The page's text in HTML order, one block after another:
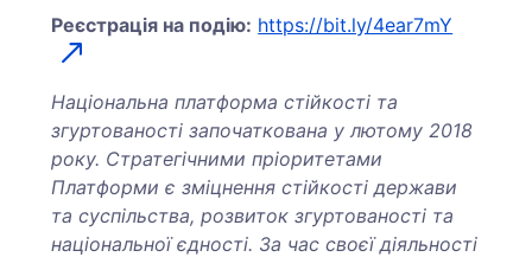
Реєстрація на подію: https://bit.ly/4ear7mY
Національна платформа стійкості та
згуртованості започаткована у лютому 2018
року. Стратегічними пріоритетами
Платформи є зміцнення стійкості держави
та суспільства, розвиток згуртованості та
національної єдності. За час своєї діяльності